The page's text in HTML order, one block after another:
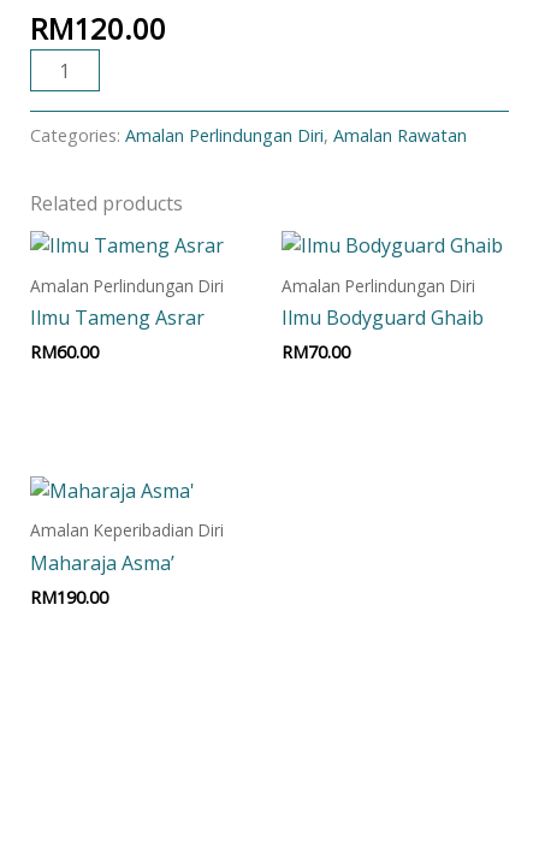
RM120.00
Categories: Amalan Perlindungan Diri, Amalan Rawatan
Related products
Amalan Perlindungan Diri
Ilmu Tameng Asrar
RM60.00
Amalan Perlindungan Diri
Ilmu Bodyguard Ghaib
RM70.00
Amalan Keperibadian Diri
Maharaja Asma’
RM190.00